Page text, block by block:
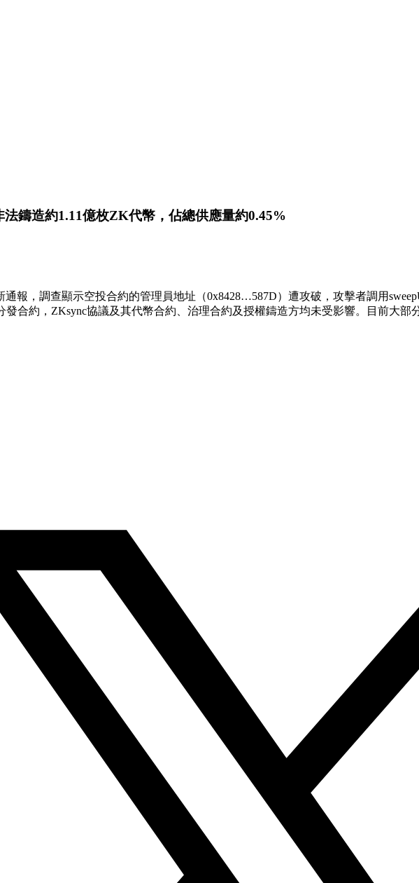
鑄造約1.11億枚ZK代幣，佔總供應量約0.45%
通報，調查顯示空投合約的管理員地址（0x8428…587D）遭攻破，攻擊者調用
發合約，ZKsync協議及其代幣合約、治理合約及授權鑄造方均未受影響。目前大